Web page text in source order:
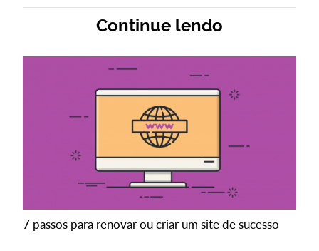
Continue lendo
7 passos para renovar ou criar um site de sucesso